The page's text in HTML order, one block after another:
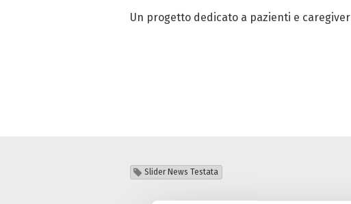
Un progetto dedicato a pazienti e
Slider News Testata